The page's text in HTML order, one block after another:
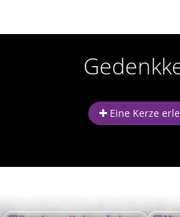
Eine Kerze